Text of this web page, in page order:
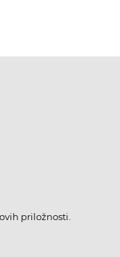
priložnosti.